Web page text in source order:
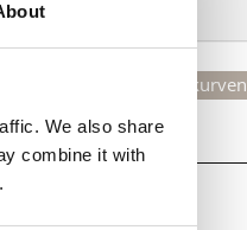
We also share
combine it with
Legg valgte i handlekurven
Kjøp